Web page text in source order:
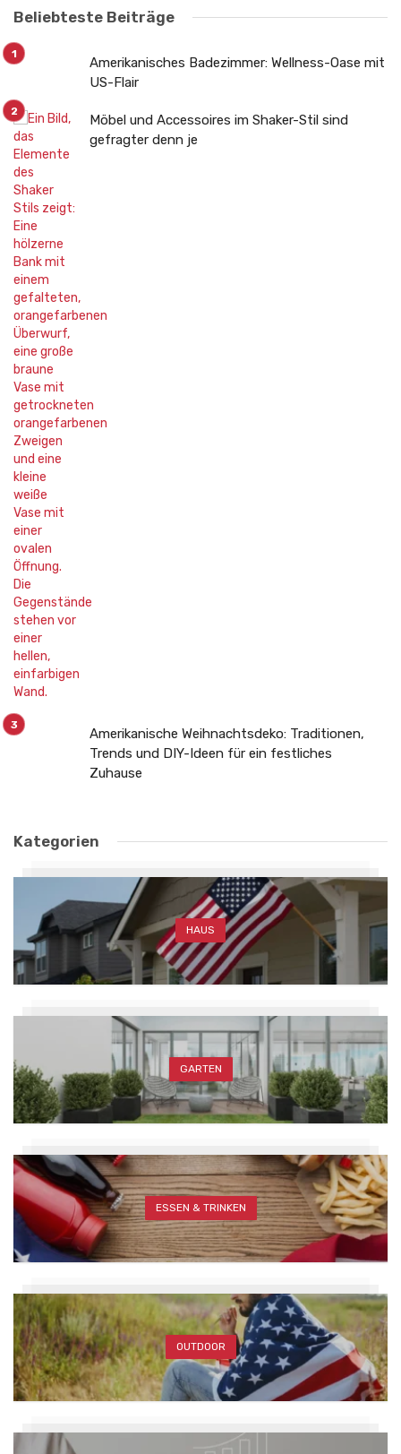
Beliebteste Beiträge
Amerikanisches Badezimmer: Wellness-Oase mit
US-Flair
Möbel und Accessoires im Shaker-Stil sind
gefragter denn je
Amerikanische Weihnachtsdeko: Traditionen,
Trends und DIY-Ideen für ein festliches
Zuhause
Kategorien
HAUS
GARTEN
ESSEN & TRINKEN
OUTDOOR